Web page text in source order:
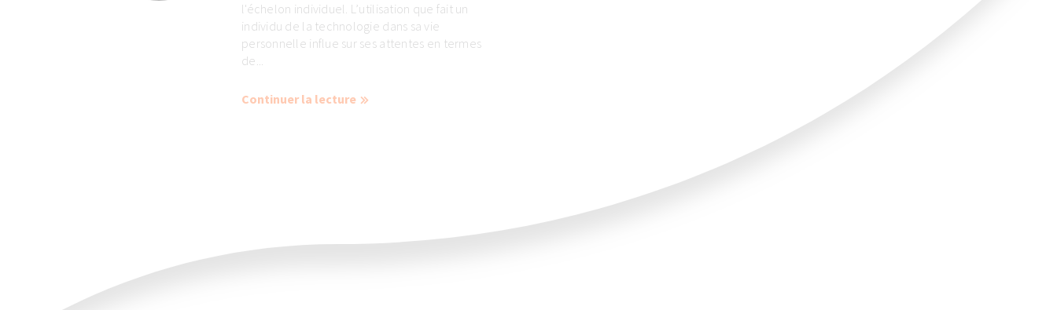
l'échelon individuel. L’utilisation que fait un
individu de la technologie dans sa vie
personnelle influe sur ses attentes en termes
de...
Continuer la lecture